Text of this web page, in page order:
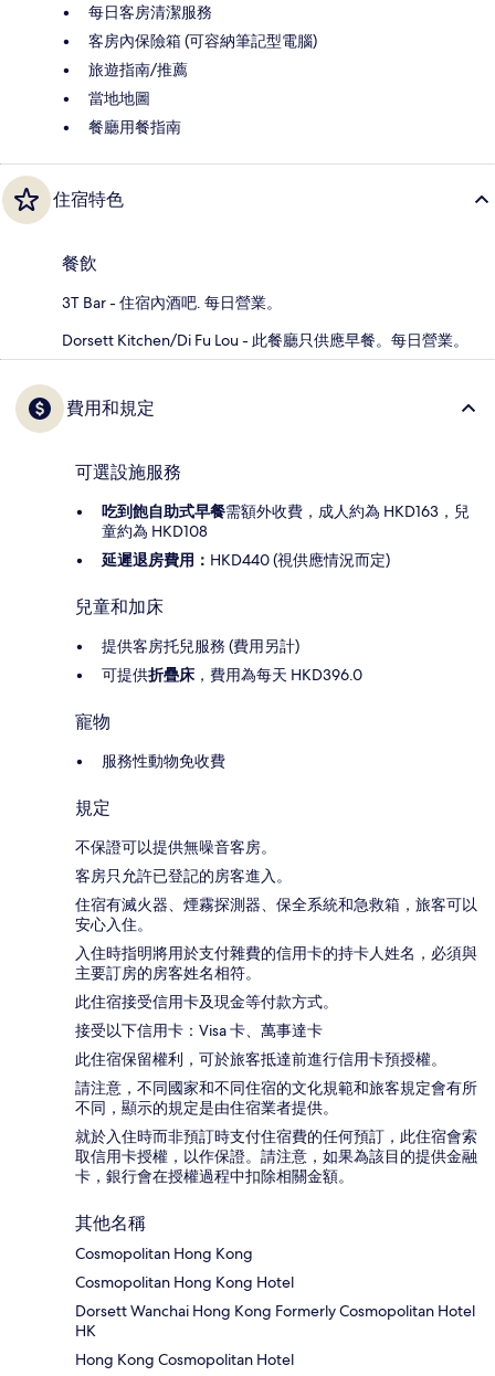
每日客房清潔服務
客房內保險箱 (可容納筆記型電腦)
旅遊指南/推薦
當地地圖
餐廳用餐指南
住宿特色
餐飲
3T Bar - 住宿內酒吧. 每日營業。
Dorsett Kitchen/Di Fu Lou - 此餐廳只供應早餐。每日營業。
費用和規定
可選設施服務
吃到飽自助式早餐需額外收費，成人約為 HKD163，兒
童約為 HKD108
延遲退房費用： HKD440 (視供應情況而定)
兒童和加床
提供客房托兒服務 (費用另計)
可提供折疊床 ，費用為每天 HKD396.0
寵物
服務性動物免收費
規定
不保證可以提供無噪音客房。
客房只允許已登記的房客進入。
住宿有滅火器、煙霧探測器、保全系統和急救箱，旅客可以
安心入住。
入住時指明將用於支付雜費的信用卡的持卡人姓名，必須與
主要訂房的房客姓名相符。
此住宿接受信用卡及現金等付款方式。
接受以下信用卡：Visa 卡、萬事達卡
此住宿保留權利，可於旅客抵達前進行信用卡預授權。
請注意，不同國家和不同住宿的文化規範和旅客規定會有所
不同，顯示的規定是由住宿業者提供。
就於入住時而非預訂時支付住宿費的任何預訂，此住宿會索
取信用卡授權，以作保證。請注意，如果為該目的提供金融
卡，銀行會在授權過程中扣除相關金額。
其他名稱
Cosmopolitan Hong Kong
Cosmopolitan Hong Kong Hotel
Dorsett Wanchai Hong Kong Formerly Cosmopolitan Hotel
HK
Hong Kong Cosmopolitan Hotel